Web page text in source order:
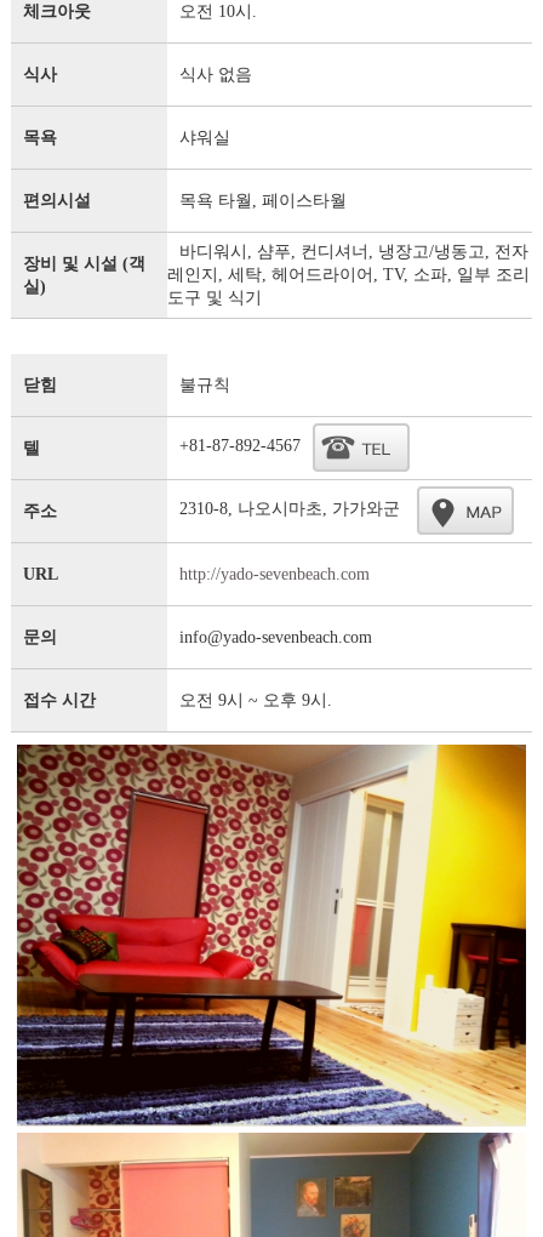
체크아웃 오전 10시.
식사 식사 없음
목욕 샤워실
편의시설 목욕 타월, 페이스타월
장비 및 시설 (객
실)
바디워시, 샴푸, 컨디셔너, 냉장고/냉동고, 전자
레인지, 세탁, 헤어드라이어, TV, 소파, 일부 조리
도구 및 식기
닫힘 불규칙
텔 +81-87-892-4567
주소 2310-8, 나오시마초, 가가와군
URL http://yado-sevenbeach.com
문의 info@yado-sevenbeach.com
접수 시간 오전 9시 ~ 오후 9시.